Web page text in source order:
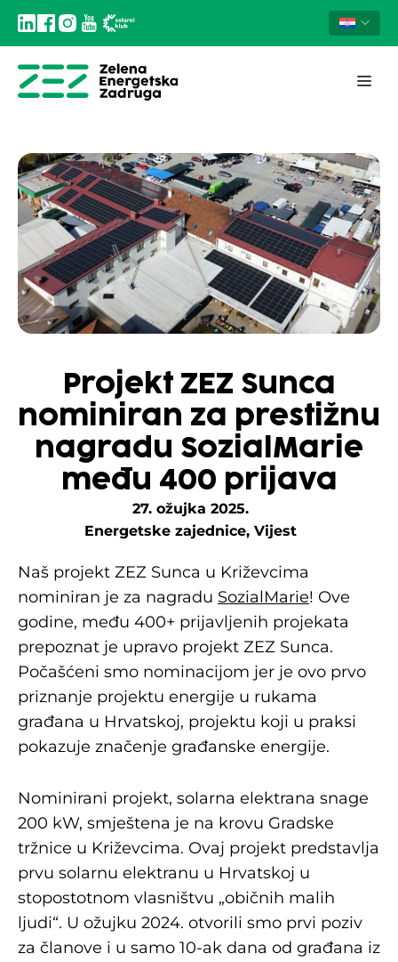
Projekt ZEZ Sunca
nominiran za prestižnu
nagradu SozialMarie
među 400 prijava
27. ožujka 2025.
Energetske zajednice, Vijest
Naš projekt ZEZ Sunca u Križevcima
nominiran je za nagradu SozialMarie! Ove
godine, među 400+ prijavljenih projekata
prepoznat je upravo projekt ZEZ Sunca.
Počašćeni smo nominacijom jer je ovo prvo
priznanje projektu energije u rukama
građana u Hrvatskoj, projektu koji u praksi
pokazuje značenje građanske energije.
Nominirani projekt, solarna elektrana snage
200 kW, smještena je na krovu Gradske
tržnice u Križevcima. Ovaj projekt predstavlja
prvu solarnu elektranu u Hrvatskoj u
stopostotnom vlasništvu „običnih malih
ljudi“. U ožujku 2024. otvorili smo prvi poziv
za članove i u samo 10-ak dana od građana iz